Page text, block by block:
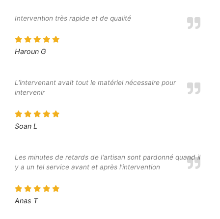
Intervention très rapide et de qualité
Haroun G
L'intervenant avait tout le matériel nécessaire pour
intervenir
Soan L
Les minutes de retards de l'artisan sont pardonné quand il
y a un tel service avant et après l'intervention
Anas T